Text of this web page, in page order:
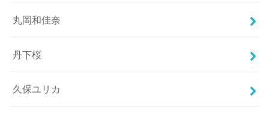
丸岡和佳奈
丹下桜
久保ユリカ